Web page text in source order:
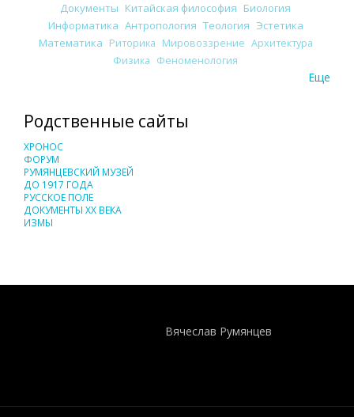
Документы Китайская философия Биология
Информатика Антропология Теология Эстетика
Математика Риторика Мировоззрение Архитектура
Физика Феноменология
Еще
Родственные сайты
ХРОНОС
ФОРУМ
РУМЯНЦЕВСКИЙ МУЗЕЙ
ДО 1917 ГОДА
РУССКОЕ ПОЛЕ
ДОКУМЕНТЫ XX ВЕКА
ИЗМЫ
Вячеслав Румянцев